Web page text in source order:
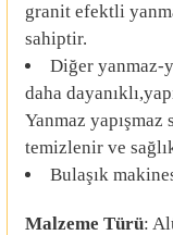
granit efektli
sahiptir.
Diğer yanmaz-
daha
Yanmaz
temizlenir ve
Bulaşık
Malzeme Türü: